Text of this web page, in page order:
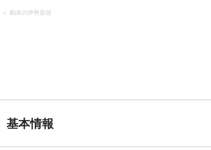
駒衣の伊勢音頭
基本情報